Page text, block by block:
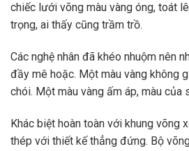
chiếc lưới võng màu vàng óng, toát
trọng, ai thấy cũng trầm trồ.
Các nghệ nhân đã khéo nhuộm nên
đầy mê hoặc. Một màu vàng không
chói. Một màu vàng ấm áp, màu của
Khác biệt hoàn toàn với khung võng
thép với thiết kế thẳng đứng. Bộ